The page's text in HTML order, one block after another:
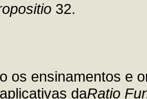
32.
os ensinamentos e
daRatio